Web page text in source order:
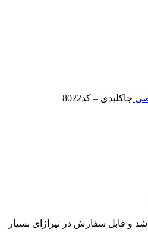
جاکلیدی – کد8022
و قابل سفارش در تیراژای بسیار